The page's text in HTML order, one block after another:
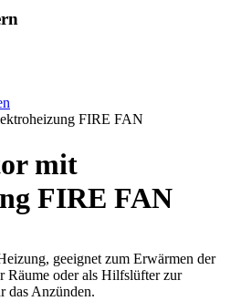
FIRE FAN
mit
FIRE FAN
geeignet zum Erwärmen der
Räume oder als Hilfslüfter zur
das Anzünden.